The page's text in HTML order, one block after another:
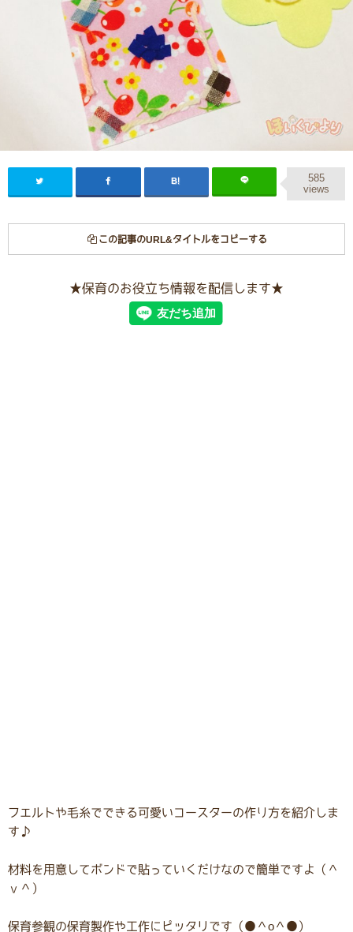
585
views
この記事のURL&タイトルをコピーする
★保育のお役立ち情報を配信します★
フエルトや毛糸でできる可愛いコースターの作り方を紹介しま
す♪
材料を用意してボンドで貼っていくだけなので簡単ですよ（＾
ｖ＾）
保育参観の保育製作や工作にピッタリです（●＾o＾●）